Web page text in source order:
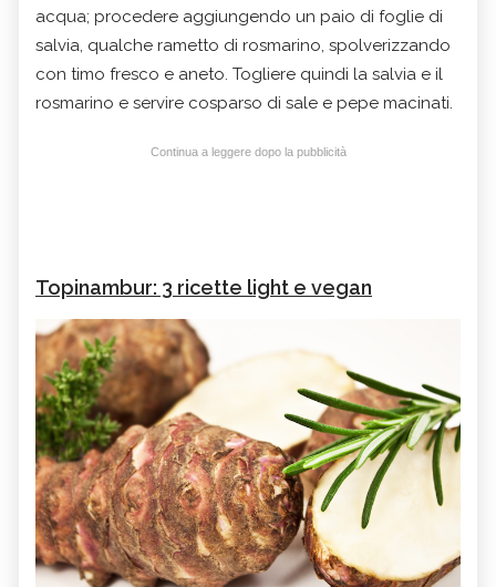
acqua; procedere aggiungendo un paio di foglie di
salvia, qualche rametto di rosmarino, spolverizzando
con timo fresco e aneto. Togliere quindi la salvia e il
rosmarino e servire cosparso di sale e pepe macinati.
Continua a leggere dopo la pubblicità
Topinambur: 3 ricette light e vegan